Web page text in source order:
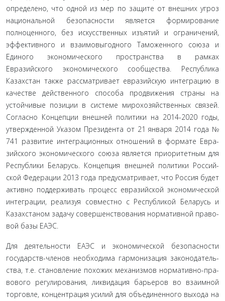
определено, что одной из мер по защите от внешних угроз
национальной безопасности является формирование
полноценного, без ис­кусственных изъятий и ограничений,
эффективного и взаи­мовыгодного Таможенного союза и
Единого экономического пространства в рамках
Евразийского экономического сообще­ства. Республика
Казахстан также рассматривает евразийскую интеграцию в
качестве действенного способа продвижения страны на
устойчивые позиции в системе мирохозяйственных связей.
Согласно Концепции внешней политики на 2014-2020 годы,
утвержденной Указом Президента от 21 января 2014 года №
741 развитие интеграционных отношений в формате Евра­
зийского экономического союза является приоритетным для
Республики Беларусь. Концепция внешней политики Россий­
ской Федерации 2013 года предусматривает, что Россия будет
активно поддерживать процесс евразийской экономической
интеграции, реализуя совместно с Республикой Беларусь и
Казахстаном задачу совершенствования нормативной право­
вой базы ЕАЭС.
Для деятельности ЕАЭС и экономической безопасности
государств-членов необходима гармонизация законодатель­
ства, т.е. становление похожих механизмов нормативно-пра­
вового регулирования, ликвидация барьеров во взаимной
торговле, концентрация усилий для объединенного выхода на